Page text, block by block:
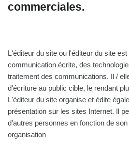
commerciales.
L'éditeur du site ou l'éditeur du site
communication écrite, des
traitement des communications. Il /
d'écriture au public cible, le rendant
L'éditeur du site organise et édite
présentation sur les sites Internet. Il
d'autres personnes en fonction de
organisation